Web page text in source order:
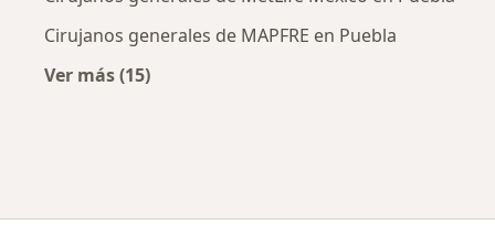
Cirujanos generales de MAPFRE en Puebla
Ver más (15)